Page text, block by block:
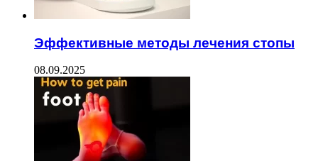
Эффективные методы лечения стопы
08.09.2025